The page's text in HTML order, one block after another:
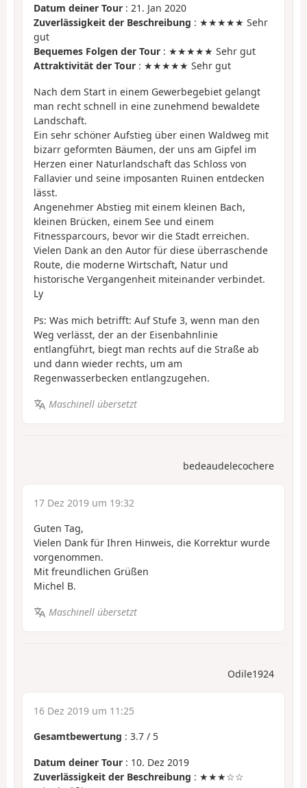
Datum deiner Tour : 21. Jan 2020
Zuverlässigkeit der Beschreibung : ★★★★★ Sehr
gut
Bequemes Folgen der Tour : ★★★★★ Sehr gut
Attraktivität der Tour : ★★★★★ Sehr gut
Nach dem Start in einem Gewerbegebiet gelangt
man recht schnell in eine zunehmend bewaldete
Landschaft.
Ein sehr schöner Aufstieg über einen Waldweg mit
bizarr geformten Bäumen, der uns am Gipfel im
Herzen einer Naturlandschaft das Schloss von
Fallavier und seine imposanten Ruinen entdecken
lässt.
Angenehmer Abstieg mit einem kleinen Bach,
kleinen Brücken, einem See und einem
Fitnessparcours, bevor wir die Stadt erreichen.
Vielen Dank an den Autor für diese überraschende
Route, die moderne Wirtschaft, Natur und
historische Vergangenheit miteinander verbindet.
Ly
Ps: Was mich betrifft: Auf Stufe 3, wenn man den
Weg verlässt, der an der Eisenbahnlinie
entlangführt, biegt man rechts auf die Straße ab
und dann wieder rechts, um am
Regenwasserbecken entlangzugehen.
Maschinell übersetzt
bedeaudelecochere
17 Dez 2019 um 19:32
Guten Tag,
Vielen Dank für Ihren Hinweis, die Korrektur wurde
vorgenommen.
Mit freundlichen Grüßen
Michel B.
Maschinell übersetzt
Odile1924
16 Dez 2019 um 11:25
Gesamtbewertung : 3.7 / 5
Datum deiner Tour : 10. Dez 2019
Zuverlässigkeit der Beschreibung : ★★★☆☆